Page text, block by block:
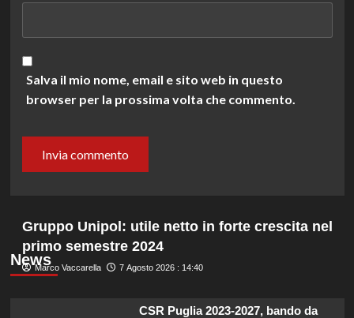
Salva il mio nome, email e sito web in questo
browser per la prossima volta che commento.
News
Gruppo Unipol: utile netto in forte crescita nel
primo semestre 2024
Marco Vaccarella 7 Agosto 2026 : 14:40
CSR Puglia 2023-2027, bando da